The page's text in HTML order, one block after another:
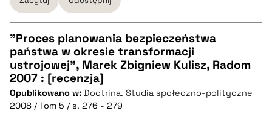
CZYSTY TEKST
pobierz cytat
"Proces planowania bezpieczeństwa
państwa w okresie transformacji
ustrojowej", Marek Zbigniew Kulisz, Radom
2007 : [recenzja]
Opublikowano w: Doctrina. Studia społeczno-polityczne
2008 / Tom 5 / s. 276 - 279